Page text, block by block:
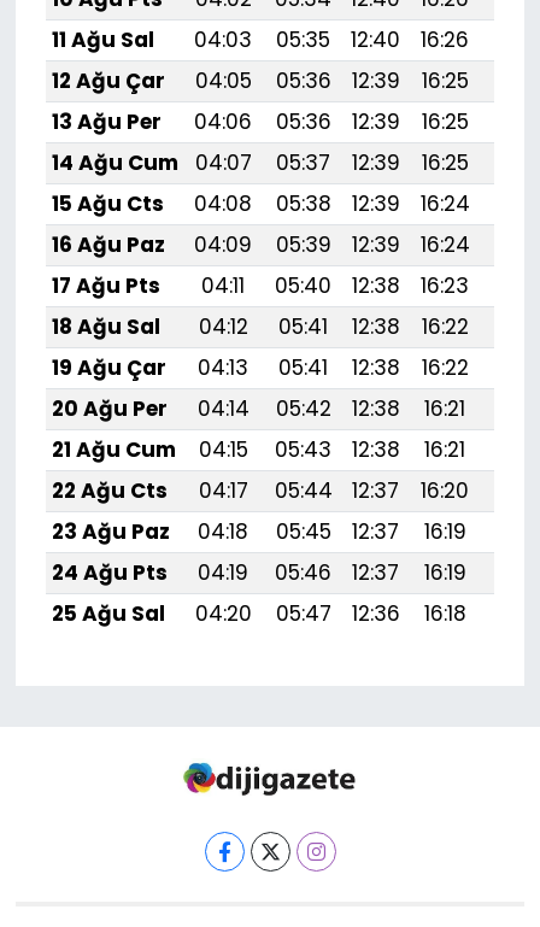
11 Ağu Sal
04:03 05:35 12:40 16:26
12 Ağu Çar
04:05 05:36 12:39 16:25
13 Ağu Per
04:06 05:36 12:39 16:25
14 Ağu Cum
04:07 05:37 12:39 16:25
15 Ağu Cts
04:08 05:38 12:39 16:24
16 Ağu Paz
04:09 05:39 12:39 16:24
17 Ağu Pts
04:11 05:40 12:38 16:23
18 Ağu Sal
04:12 05:41 12:38 16:22
19 Ağu Çar
04:13 05:41 12:38 16:22
20 Ağu Per
04:14 05:42 12:38 16:21
21 Ağu Cum
04:15 05:43 12:38 16:21
22 Ağu Cts
04:17 05:44 12:37 16:20
23 Ağu Paz
04:18 05:45 12:37 16:19
24 Ağu Pts
04:19 05:46 12:37 16:19
25 Ağu Sal
04:20 05:47 12:36 16:18